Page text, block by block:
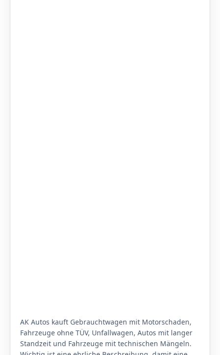
AK Autos kauft Gebrauchtwagen mit Motorschaden,
Fahrzeuge ohne TÜV, Unfallwagen, Autos mit langer
Standzeit und Fahrzeuge mit technischen Mängeln.